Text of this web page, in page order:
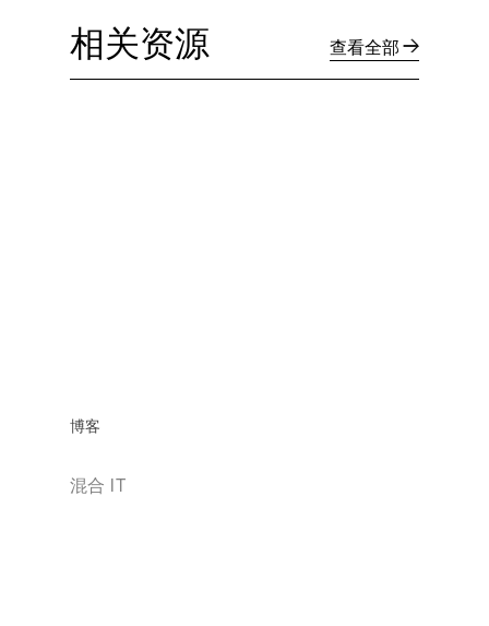
相关资源 查看全部
博客
混合 IT